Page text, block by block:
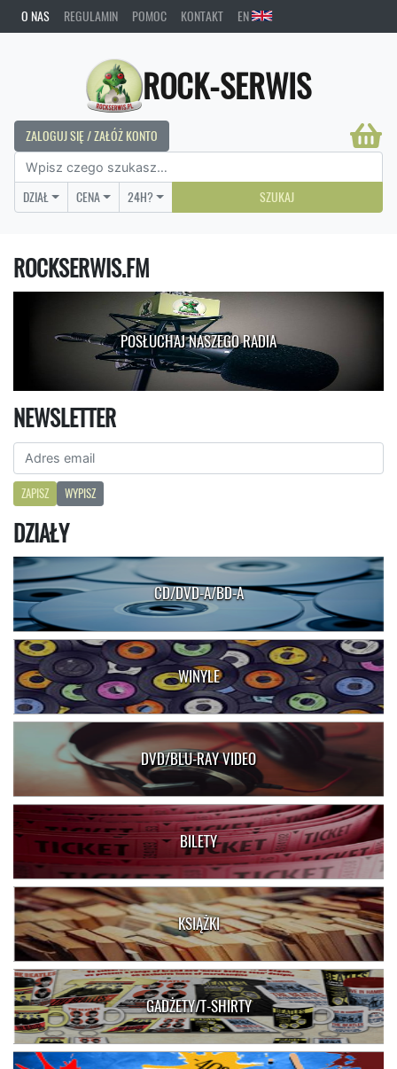
O NAS REGULAMIN POMOC KONTAKT EN
ROCK-SERWIS
ZALOGUJ SIĘ / ZAŁÓŻ KONTO
DZIAŁ CENA 24H? SZUKAJ
ROCKSERWIS.FM
POSŁUCHAJ NASZEGO RADIA
NEWSLETTER
ZAPISZ WYPISZ
DZIAŁY
CD/DVD-A/BD-A
WINYLE
DVD/BLU-RAY VIDEO
BILETY
KSIĄŻKI
GADŻETY/T-SHIRTY